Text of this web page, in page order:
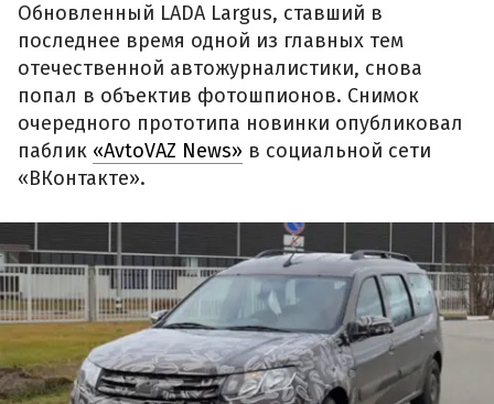
Обновленный LADA Largus, ставший в
последнее время одной из главных тем
отечественной автожурналистики, снова
попал в объектив фотошпионов. Снимок
очередного прототипа новинки опубликовал
паблик «AvtoVAZ News» в социальной сети
«ВКонтакте».